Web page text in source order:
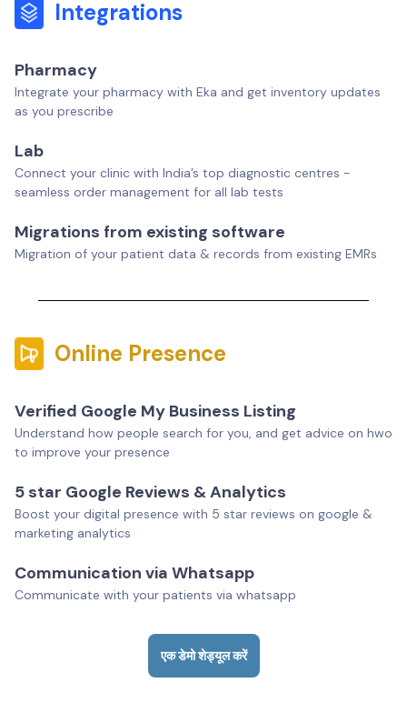
Integrations
Pharmacy
Integrate your pharmacy with Eka and get inventory updates
as you prescribe
Lab
Connect your clinic with India’s top diagnostic centres -
seamless order management for all lab tests
Migrations from existing software
Migration of your patient data & records from existing EMRs
Online Presence
Verified Google My Business Listing
Understand how people search for you, and get advice on hwo
to improve your presence
5 star Google Reviews & Analytics
Boost your digital presence with 5 star reviews on google &
marketing analytics
Communication via Whatsapp
Communicate with your patients via whatsapp
एक डेमो शेड्यूल करें